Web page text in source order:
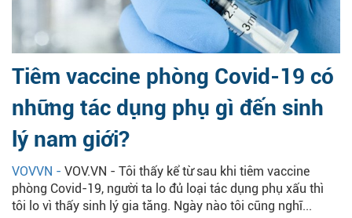
Tiêm vaccine phòng Covid-19 có
những tác dụng phụ gì đến sinh
lý nam giới?
VOVVN - VOV.VN - Tôi thấy kể từ sau khi tiêm vaccine
phòng Covid-19, người ta lo đủ loại tác dụng phụ xấu thì
tôi lo vì thấy sinh lý gia tăng. Ngày nào tôi cũng nghĩ...